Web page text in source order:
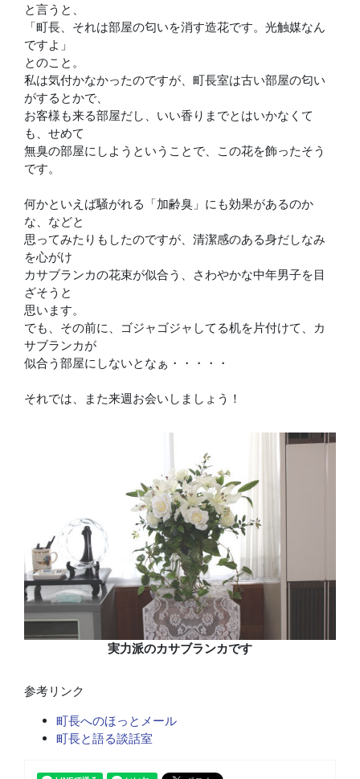
と言うと、
「町長、それは部屋の匂いを消す造花です。光触媒なん
ですよ」
とのこと。
私は気付かなかったのですが、町長室は古い部屋の匂い
がするとかで、
お客様も来る部屋だし、いい香りまでとはいかなくて
も、せめて
無臭の部屋にしようということで、この花を飾ったそう
です。
何かといえば騒がれる「加齢臭」にも効果があるのか
な、などと
思ってみたりもしたのですが、清潔感のある身だしなみ
を心がけ
カサブランカの花束が似合う、さわやかな中年男子を目
ざそうと
思います。
でも、その前に、ゴジャゴジャしてる机を片付けて、カ
サブランカが
似合う部屋にしないとなぁ・・・・・
それでは、また来週お会いしましょう！
実力派のカサブランカです
参考リンク
町長へのほっとメール
町長と語る談話室